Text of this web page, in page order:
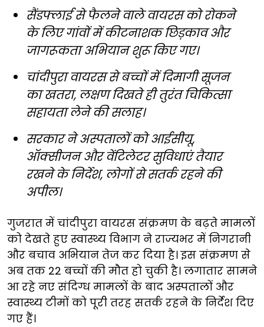
सैंडफ्लाई से फैलने वाले वायरस को रोकने
के लिए गांवों में कीटनाशक छिड़काव और
जागरूकता अभियान शुरू किए गए।
चांदीपुरा वायरस से बच्चों में दिमागी सूजन
का खतरा, लक्षण दिखते ही तुरंत चिकित्सा
सहायता लेने की सलाह।
सरकार ने अस्पतालों को आईसीयू,
ऑक्सीजन और वेंटिलेटर सुविधाएं तैयार
रखने के निर्देश, लोगों से सतर्क रहने की
अपील।
गुजरात में चांदीपुरा वायरस संक्रमण के बढ़ते मामलों
को देखते हुए स्वास्थ्य विभाग ने राज्यभर में निगरानी
और बचाव अभियान तेज कर दिया है। इस संक्रमण से
अब तक 22 बच्चों की मौत हो चुकी है। लगातार सामने
आ रहे नए संदिग्ध मामलों के बाद अस्पतालों और
स्वास्थ्य टीमों को पूरी तरह सतर्क रहने के निर्देश दिए
गए हैं।